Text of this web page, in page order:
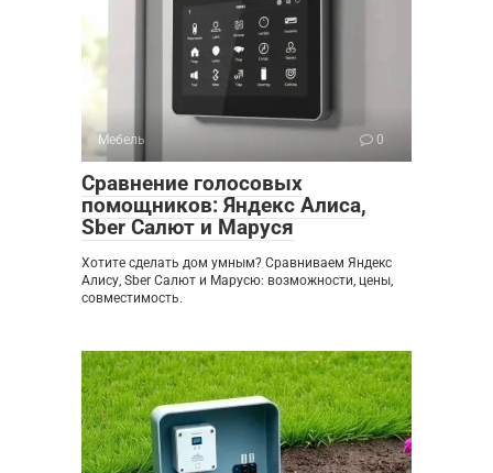
Мебель 0
Сравнение голосовых
помощников: Яндекс Алиса,
Sber Салют и Маруся
Хотите сделать дом умным? Сравниваем Яндекс
Алису, Sber Салют и Марусю: возможности, цены,
совместимость.